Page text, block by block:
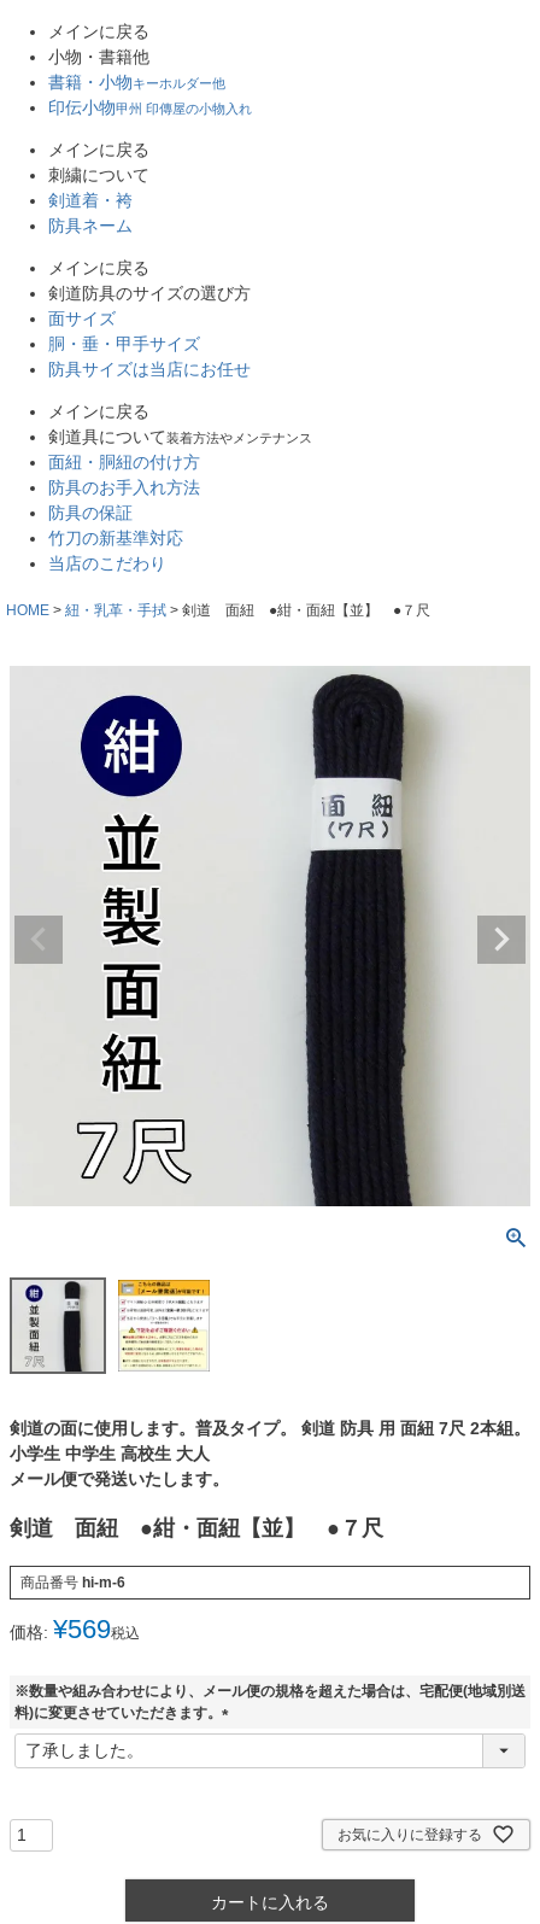
メインに戻る
小物・書籍他
書籍・小物キーホルダー他
印伝小物甲州 印傳屋の小物入れ
メインに戻る
刺繍について
剣道着・袴
防具ネーム
メインに戻る
剣道防具のサイズの選び方
面サイズ
胴・垂・甲手サイズ
防具サイズは当店にお任せ
メインに戻る
剣道具について装着方法やメンテナンス
面紐・胴紐の付け方
防具のお手入れ方法
防具の保証
竹刀の新基準対応
当店のこだわり
HOME 紐・乳革・手拭 剣道 面紐 ●紺・面紐【並】 ●７尺
剣道の面に使用します。普及タイプ。 剣道 防具 用 面紐 7尺 2本組。
小学生 中学生 高校生 大人
メール便で発送いたします。
剣道 面紐 ●紺・面紐【並】 ●７尺
商品番号 hi-m-6
価格: ¥569税込
※数量や組み合わせにより、メール便の規格を超えた場合は、宅配便(地域別送
料)に変更させていただきます。
(
お気に入りに登録する
カートに入れる